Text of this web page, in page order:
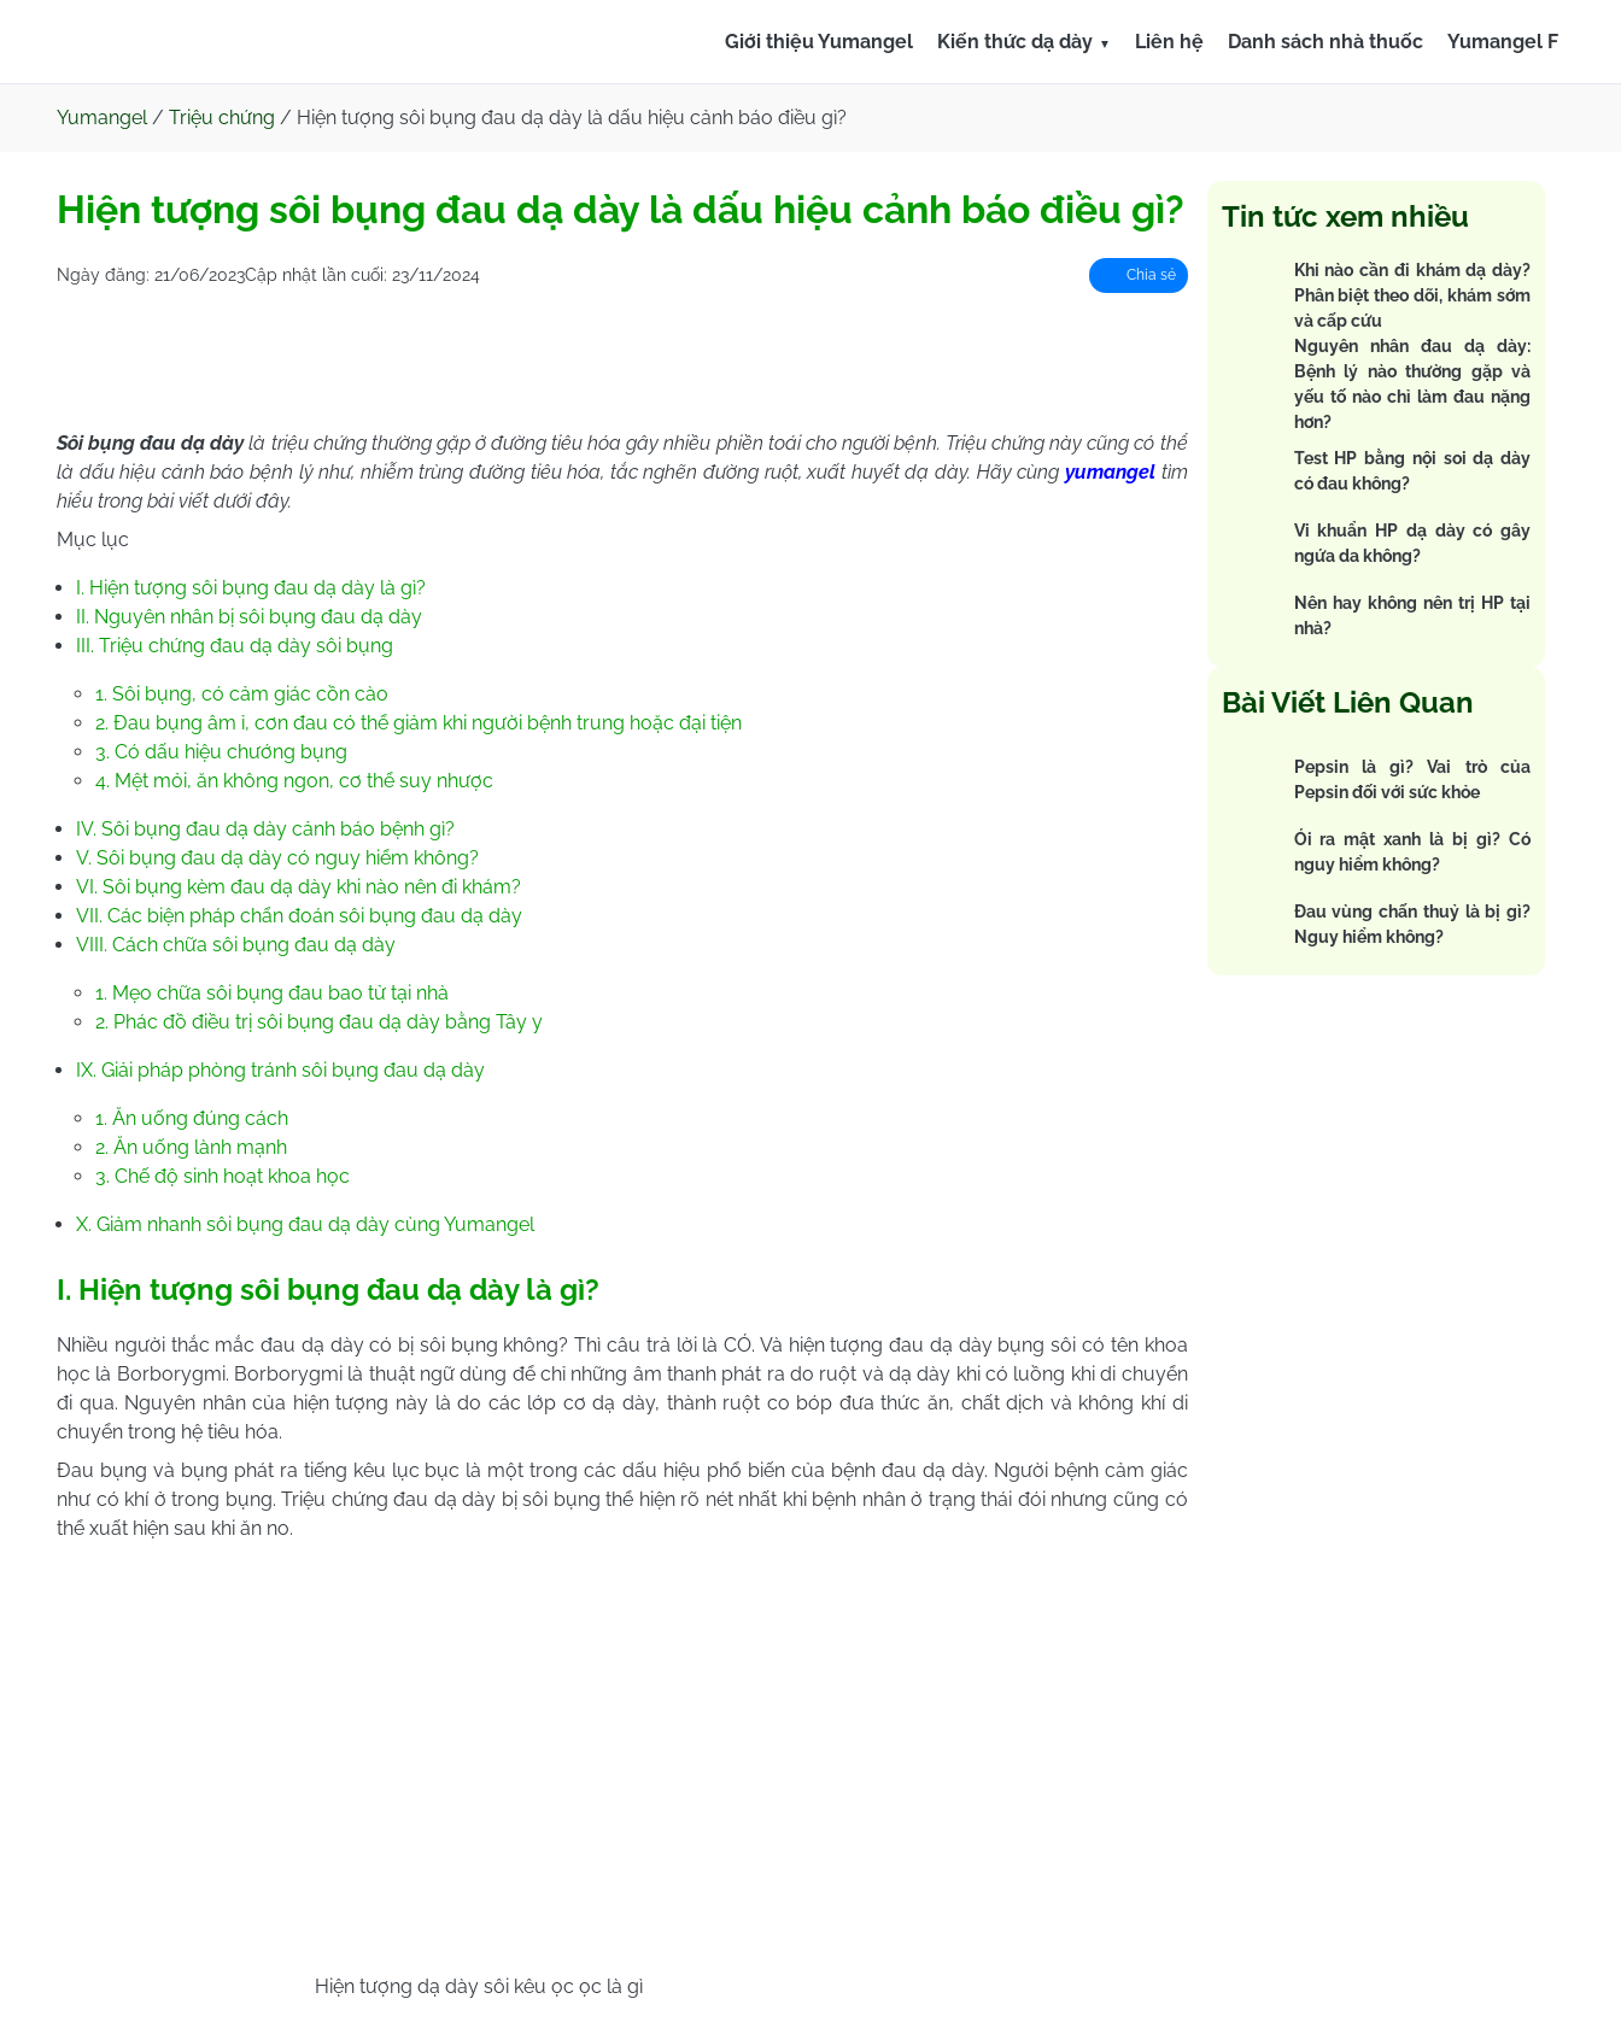
Giới thiệu Yumangel Kiến thức dạ dày Liên hệ Danh sách nhà thuốc Yumangel F
Yumangel/ Triệu chứng / Hiện tượng sôi bụng đau dạ dày là dấu hiệu cảnh báo điều gì?
Hiện tượng sôi bụng đau dạ dày là dấu hiệu cảnh báo điều gì?
Ngày đăng: 21/06/2023Cập nhật lần cuối: 23/11/2024 Chia sẻ
Sôi bụng đau dạ dàylà triệu chứng thường gặp ở đường tiêu hóa gây nhiều phiền toái cho người bệnh. Triệu chứng này cũng có thể
là dấu hiệu cảnh báo bệnh lý như, nhiễm trùng đường tiêu hóa, tắc nghẽn đường ruột, xuất huyết dạ dày. Hãy cùng yumangeltìm
hiểu trong bài viết dưới đây.
Mục lục
I. Hiện tượng sôi bụng đau dạ dày là gì?
II. Nguyên nhân bị sôi bụng đau dạ dày
III. Triệu chứng đau dạ dày sôi bụng
1. Sôi bụng, có cảm giác cồn cào
2. Đau bụng âm ỉ, cơn đau có thể giảm khi người bệnh trung hoặc đại tiện
3. Có dấu hiệu chướng bụng
4. Mệt mỏi, ăn không ngon, cơ thể suy nhược
IV. Sôi bụng đau dạ dày cảnh báo bệnh gì?
V. Sôi bụng đau dạ dày có nguy hiểm không?
VI. Sôi bụng kèm đau dạ dày khi nào nên đi khám?
VII. Các biện pháp chẩn đoán sôi bụng đau dạ dày
VIII. Cách chữa sôi bụng đau dạ dày
1. Mẹo chữa sôi bụng đau bao tử tại nhà
2. Phác đồ điều trị sôi bụng đau dạ dày bằng Tây y
IX. Giải pháp phòng tránh sôi bụng đau dạ dày
1. Ăn uống đúng cách
2. Ăn uống lành mạnh
3. Chế độ sinh hoạt khoa học
X. Giảm nhanh sôi bụng đau dạ dày cùng Yumangel
I. Hiện tượng sôi bụng đau dạ dày là gì?
Nhiều người thắc mắc đau dạ dày có bị sôi bụng không? Thì câu trả lời là CÓ. Và hiện tượng đau dạ dày bụng sôi có tên khoa
học là Borborygmi. Borborygmi là thuật ngữ dùng để chỉ những âm thanh phát ra do ruột và dạ dày khi có luồng khi di chuyển
đi qua. Nguyên nhân của hiện tượng này là do các lớp cơ dạ dày, thành ruột co bóp đưa thức ăn, chất dịch và không khí di
chuyển trong hệ tiêu hóa.
Đau bụng và bụng phát ra tiếng kêu lục bục là một trong các dấu hiệu phổ biến của bệnh đau dạ dày. Người bệnh cảm giác
như có khí ở trong bụng. Triệu chứng đau dạ dày bị sôi bụng thể hiện rõ nét nhất khi bệnh nhân ở trạng thái đói nhưng cũng có
thể xuất hiện sau khi ăn no.
Hiện tượng dạ dày sôi kêu ọc ọc là gì
Tin tức xem nhiều
Khi nào cần đi khám dạ dày?
Phân biệt theo dõi, khám sớm
và cấp cứu
Nguyên nhân đau dạ dày:
Bệnh lý nào thường gặp và
yếu tố nào chỉ làm đau nặng
hơn?
Test HP bằng nội soi dạ dày
có đau không?
Vi khuẩn HP dạ dày có gây
ngứa da không?
Nên hay không nên trị HP tại
nhà?
Bài Viết Liên Quan
Pepsin là gì? Vai trò của
Pepsin đối với sức khỏe
Ói ra mật xanh là bị gì? Có
nguy hiểm không?
Đau vùng chấn thuỷ là bị gì?
Nguy hiểm không?